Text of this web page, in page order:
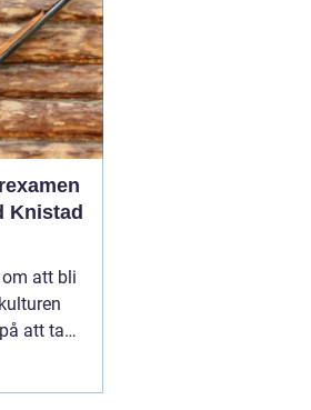
Knistad
att bli
att ta
Då kan en
den